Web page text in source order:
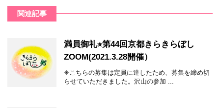
関連記事
満員御礼⭐︎第44回京都きらきらぼし
ZOOM(2021.3.28開催）
✳︎こちらの募集は定員に達したため、募集を締め切
らせていただきました。沢山の参加 ...